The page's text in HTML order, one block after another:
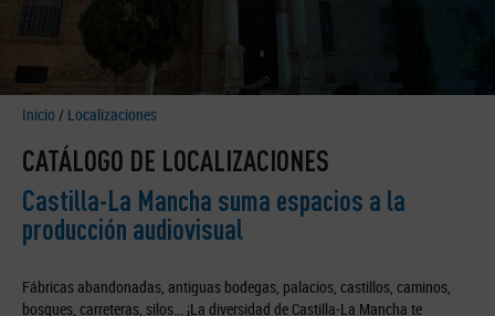
Inicio / Localizaciones
CATÁLOGO DE LOCALIZACIONES
Castilla-La Mancha suma espacios a la
producción audiovisual
Fábricas abandonadas, antiguas bodegas, palacios, castillos, caminos,
bosques, carreteras, silos... ¡La diversidad de Castilla-La Mancha te